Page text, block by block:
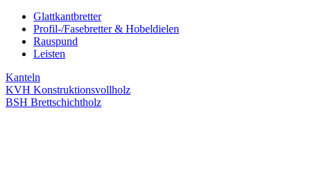
Glattkantbretter
Profil-/Fasebretter & Hobeldielen
Rauspund
Leisten
Kanteln
KVH Konstruktionsvollholz
BSH Brettschichtholz